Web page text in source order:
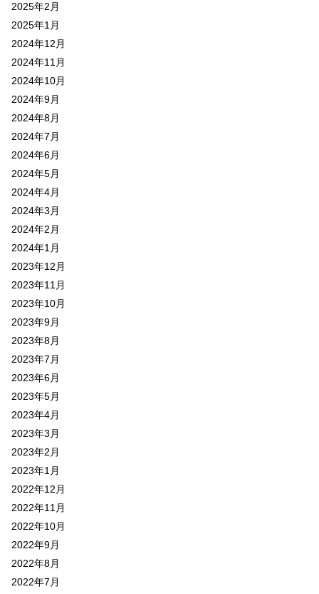
2025年2月
2025年1月
2024年12月
2024年11月
2024年10月
2024年9月
2024年8月
2024年7月
2024年6月
2024年5月
2024年4月
2024年3月
2024年2月
2024年1月
2023年12月
2023年11月
2023年10月
2023年9月
2023年8月
2023年7月
2023年6月
2023年5月
2023年4月
2023年3月
2023年2月
2023年1月
2022年12月
2022年11月
2022年10月
2022年9月
2022年8月
2022年7月